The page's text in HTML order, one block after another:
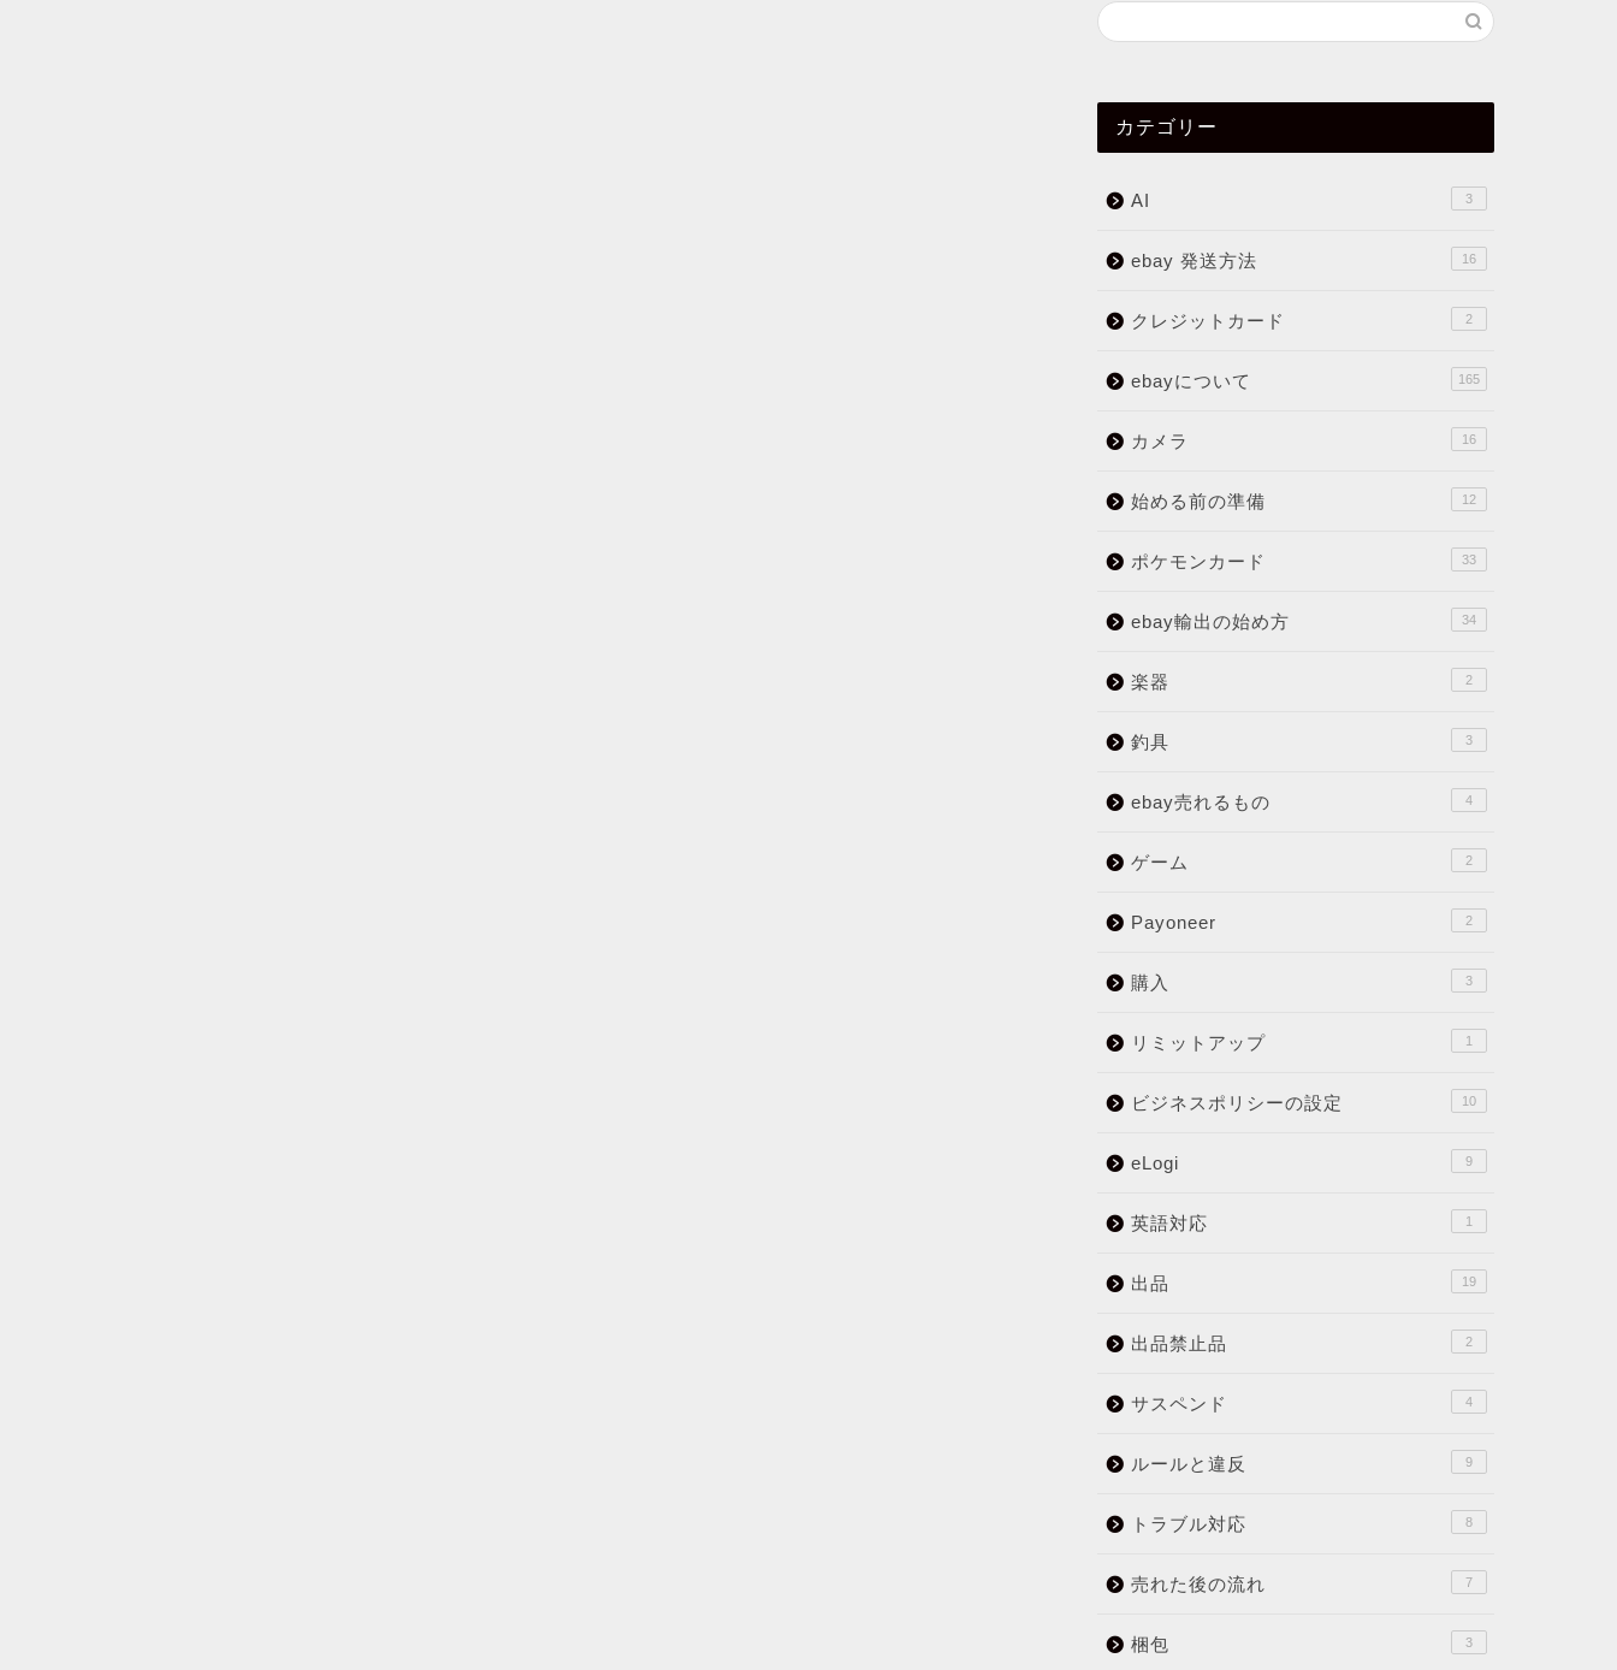
カテゴリー
AI 3
ebay 発送方法 16
クレジットカード 2
ebayについて 165
カメラ 16
始める前の準備 12
ポケモンカード 33
ebay輸出の始め方 34
楽器 2
釣具 3
ebay売れるもの 4
ゲーム 2
Payoneer 2
購入 3
リミットアップ 1
ビジネスポリシーの設定 10
eLogi 9
英語対応 1
出品 19
出品禁止品 2
サスペンド 4
ルールと違反 9
トラブル対応 8
売れた後の流れ 7
梱包 3